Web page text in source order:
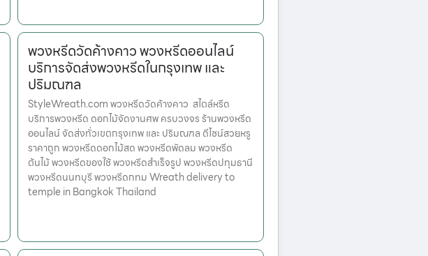
พวงหรีดวัดค้างคาว พวงหรีดออนไลน์
บริการจัดส่งพวงหรีดในกรุงเทพ และ
ปริมณฑล
StyleWreath.com พวงหรีดวัดค้างคาว สไตล์หรีด
บริการพวงหรีด ดอกไม้จัดงานศพ ครบวงจร ร้านพวงหรีด
ออนไลน์ จัดส่งทั่วเขตกรุงเทพ และ ปริมณฑล ดีไซน์สวยหรู
ราคาถูก พวงหรีดดอกไม้สด พวงหรีดพัดลม พวงหรีด
ต้นไม้ พวงหรีดของใช้ พวงหรีดสำเร็จรูป พวงหรีดปทุมธานี
พวงหรีดนนทบุรี พวงหรีดกทม Wreath delivery to
temple in Bangkok Thailand